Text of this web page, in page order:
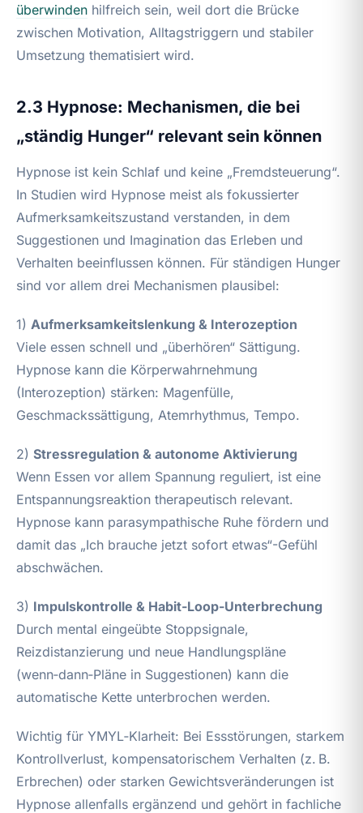
überwinden hilfreich sein, weil dort die Brücke
zwischen Motivation, Alltagstriggern und stabiler
Umsetzung thematisiert wird.
2.3 Hypnose: Mechanismen, die bei
„ständig Hunger“ relevant sein können
Hypnose ist kein Schlaf und keine „Fremdsteuerung“.
In Studien wird Hypnose meist als fokussierter
Aufmerksamkeitszustand verstanden, in dem
Suggestionen und Imagination das Erleben und
Verhalten beeinflussen können. Für ständigen Hunger
sind vor allem drei Mechanismen plausibel:
1) Aufmerksamkeitslenkung & Interozeption
Viele essen schnell und „überhören“ Sättigung.
Hypnose kann die Körperwahrnehmung
(Interozeption) stärken: Magenfülle,
Geschmackssättigung, Atemrhythmus, Tempo.
2) Stressregulation & autonome Aktivierung
Wenn Essen vor allem Spannung reguliert, ist eine
Entspannungsreaktion therapeutisch relevant.
Hypnose kann parasympathische Ruhe fördern und
damit das „Ich brauche jetzt sofort etwas“-Gefühl
abschwächen.
3) Impulskontrolle & Habit-Loop-Unterbrechung
Durch mental eingeübte Stoppsignale,
Reizdistanzierung und neue Handlungspläne
(wenn‑dann‑Pläne in Suggestionen) kann die
automatische Kette unterbrochen werden.
Wichtig für YMYL‑Klarheit: Bei Essstörungen, starkem
Kontrollverlust, kompensatorischem Verhalten (z. B.
Erbrechen) oder starken Gewichtsveränderungen ist
Hypnose allenfalls ergänzend und gehört in fachliche